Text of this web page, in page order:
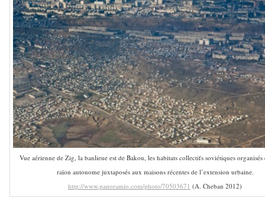
Vue aérienne de Zig, la banlieue est de Bakou, les habitats collectifs soviétiques
raïon autonome juxtaposés aux maisons récentes de l’extension urbaine.
http://www.panoramio.com/photo/70503671 (A. Cheban 2012)